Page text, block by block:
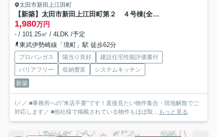
太田市新田上江田町
【新築】太田市新田上江田町第２ ４号棟(全４棟) クレイドルガーデン 新築建売分譲
1,980万円
- / 101.25㎡ / 4LDK /予定
東武伊勢崎線「境町」駅 徒歩62分
プロパンガス 陽当り良好
建設住宅性能評価書付
バリアフリー
収納豊富
システムキッチン
新築
/／／ ■事務所への”来店不要”です！直接見たい物件集合・現地解散でご
対応します／ ■他社様で掲載されている物件もほぼ取...
もっと見る